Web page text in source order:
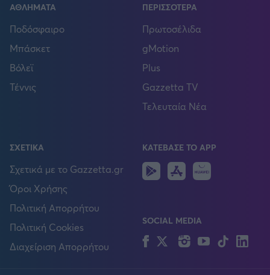
ΑΘΛΗΜΑΤΑ
Ποδόσφαιρο
Μπάσκετ
Βόλεϊ
Τέννις
ΠΕΡΙΣΣΟΤΕΡΑ
Πρωτοσέλιδα
gMotion
Plus
Gazzetta TV
Τελευταία Νέα
ΣΧΕΤΙΚΑ
Σχετικά με το Gazzetta.gr
Όροι Χρήσης
Πολιτική Απορρήτου
Πολιτική Cookies
Διαχείριση Απορρήτου
ΚΑΤΕΒΑΣΕ ΤΟ APP
Android
IOS
SOCIAL MEDIA
FacebookTwitterInstagram
YouTubeTikTok